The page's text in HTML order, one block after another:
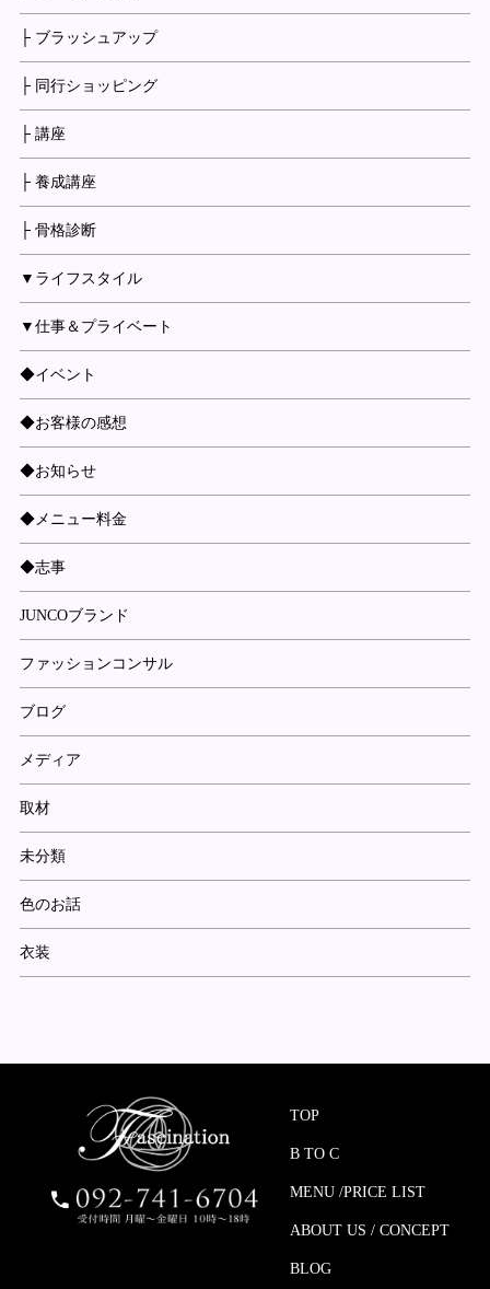
├ ブラッシュアップ
├ 同行ショッピング
├ 講座
├ 養成講座
├ 骨格診断
▼ライフスタイル
▼仕事＆プライベート
◆イベント
◆お客様の感想
◆お知らせ
◆メニュー料金
◆志事
JUNCOブランド
ファッションコンサル
ブログ
メディア
取材
未分類
色のお話
衣装
TOP
B TO C
MENU /PRICE LIST
ABOUT US / CONCEPT
BLOG